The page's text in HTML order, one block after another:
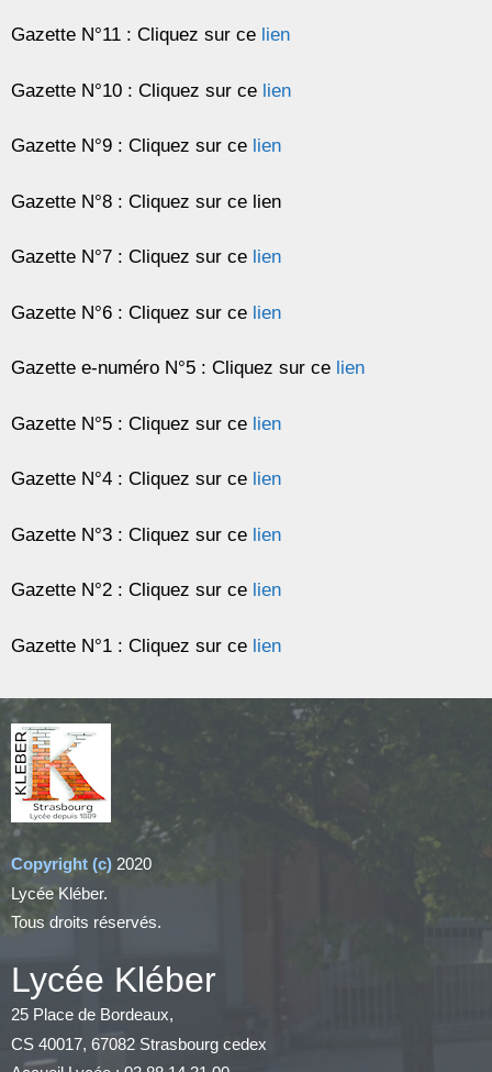
Gazette N°11 : Cliquez sur ce lien
Gazette N°10 : Cliquez sur ce lien
Gazette N°9 : Cliquez sur ce lien
Gazette N°8 : Cliquez sur ce lien
Gazette N°7 : Cliquez sur ce lien
Gazette N°6 : Cliquez sur ce lien
Gazette e-numéro N°5 : Cliquez sur ce lien
Gazette N°5 : Cliquez sur ce lien
Gazette N°4 : Cliquez sur ce lien
Gazette N°3 : Cliquez sur ce lien
Gazette N°2 : Cliquez sur ce lien
Gazette N°1 : Cliquez sur ce lien
Copyright (c) 2020
Lycée Kléber.
Tous droits réservés.
Lycée Kléber
25 Place de Bordeaux,
CS 40017, 67082 Strasbourg cedex